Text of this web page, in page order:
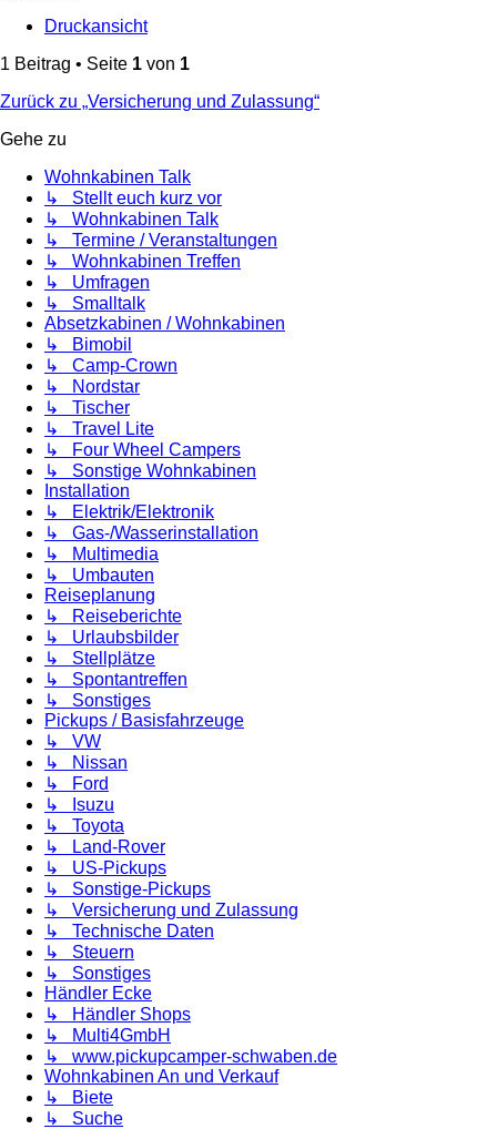
Druckansicht
1 Beitrag • Seite 1 von 1
Zurück zu „Versicherung und Zulassung“
Gehe zu
Wohnkabinen Talk
↳ Stellt euch kurz vor
↳ Wohnkabinen Talk
↳ Termine / Veranstaltungen
↳ Wohnkabinen Treffen
↳ Umfragen
↳ Smalltalk
Absetzkabinen / Wohnkabinen
↳ Bimobil
↳ Camp-Crown
↳ Nordstar
↳ Tischer
↳ Travel Lite
↳ Four Wheel Campers
↳ Sonstige Wohnkabinen
Installation
↳ Elektrik/Elektronik
↳ Gas-/Wasserinstallation
↳ Multimedia
↳ Umbauten
Reiseplanung
↳ Reiseberichte
↳ Urlaubsbilder
↳ Stellplätze
↳ Spontantreffen
↳ Sonstiges
Pickups / Basisfahrzeuge
↳ VW
↳ Nissan
↳ Ford
↳ Isuzu
↳ Toyota
↳ Land-Rover
↳ US-Pickups
↳ Sonstige-Pickups
↳ Versicherung und Zulassung
↳ Technische Daten
↳ Steuern
↳ Sonstiges
Händler Ecke
↳ Händler Shops
↳ Multi4GmbH
↳ www.pickupcamper-schwaben.de
Wohnkabinen An und Verkauf
↳ Biete
↳ Suche